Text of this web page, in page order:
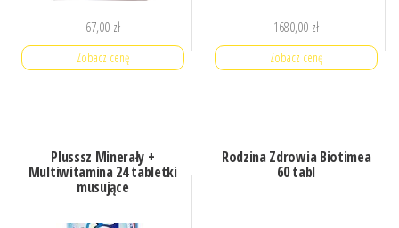
67,00 zł
Zobacz cenę
1680,00 zł
Zobacz cenę
Plusssz Minerały +
Multiwitamina 24 tabletki
musujące
Rodzina Zdrowia Biotimea
60 tabl